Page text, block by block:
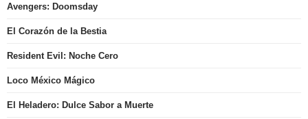
Avengers: Doomsday
El Corazón de la Bestia
Resident Evil: Noche Cero
Loco México Mágico
El Heladero: Dulce Sabor a Muerte